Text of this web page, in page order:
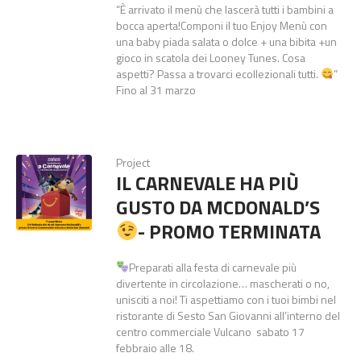
“È arrivato il menù che lascerà tutti i bambini a
bocca aperta!Componi il tuo Enjoy Menù con
una baby piada salata o dolce + una bibita +un
gioco in scatola dei Looney Tunes. Cosa
aspetti? Passa a trovarci ecollezionali tutti.
”
Fino al 31 marzo
Project
IL CARNEVALE HA PIÙ
GUSTO DA MCDONALD’S
- PROMO TERMINATA
Preparati alla festa di carnevale più
divertente in circolazione… mascherati o no,
unisciti a noi! Ti aspettiamo con i tuoi bimbi nel
ristorante di Sesto San Giovanni all’interno del
centro commerciale Vulcano sabato 17
febbraio alle 18.